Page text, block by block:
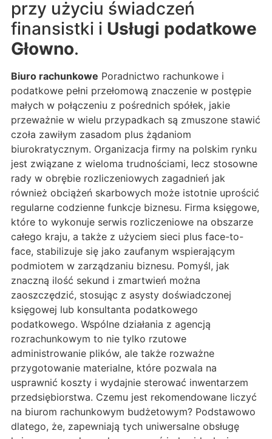
przy użyciu świadczeń
finansistki i Usługi podatkowe
Głowno.
Biuro rachunkowe Poradnictwo rachunkowe i
podatkowe pełni przełomową znaczenie w postępie
małych w połączeniu z pośrednich spółek, jakie
przeważnie w wielu przypadkach są zmuszone stawić
czoła zawiłym zasadom plus żądaniom
biurokratycznym. Organizacja firmy na polskim rynku
jest związane z wieloma trudnościami, lecz stosowne
rady w obrębie rozliczeniowych zagadnień jak
również obciążeń skarbowych może istotnie uprościć
regularne codzienne funkcje biznesu. Firma księgowe,
które to wykonuje serwis rozliczeniowe na obszarze
całego kraju, a także z użyciem sieci plus face-to-
face, stabilizuje się jako zaufanym wspierającym
podmiotem w zarządzaniu biznesu. Pomyśl, jak
znaczną ilość sekund i zmartwień można
zaoszczędzić, stosując z asysty doświadczonej
księgowej lub konsultanta podatkowego
podatkowego. Wspólne działania z agencją
rozrachunkowym to nie tylko rzutowe
administrowanie plików, ale także rozważne
przygotowanie materialne, które pozwala na
usprawnić koszty i wydajnie sterować inwentarzem
przedsiębiorstwa. Czemu jest rekomendowane liczyć
na biurom rachunkowym budżetowym? Podstawowo
dlatego, że, zapewniają tych uniwersalne obsługę